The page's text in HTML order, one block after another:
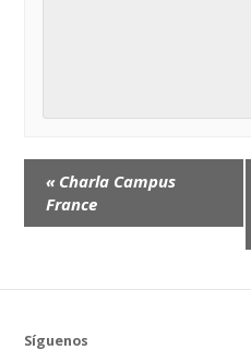
Event
Navigation
« Charla Campus
France
Síguenos